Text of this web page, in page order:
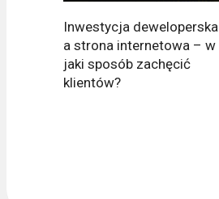
Inwestycja deweloperska
a strona internetowa – w
jaki sposób zachęcić
klientów?